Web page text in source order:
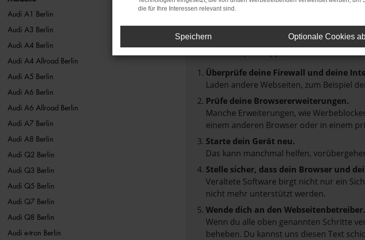
Audi A1 Berlin
Audi A3 Berlin
Audi A4 Berlin
Audi A4 Allroad Berlin
Audi A5 Berlin
Audi A6 Berlin
Audi A6 Allroad Berlin
Audi A7 Berlin
Audi A8 Berlin
Audi Q2 Berlin
Audi Q3 Berlin
Audi Q5 Berlin
Audi Q7 Berlin
Audi Q8 Berlin
Audi e-tron Berlin
Beim Laden ist ein Fehler aufgetreten.
Hier sind ein paar Tipps, die dir helfen
Überprüfe deine Firewall und deine
Laden andere Webseiten, zum Beispiel
Prüfe deine Browsererweiterungen.
Manche Erweiterungen, wie
einem anderen Browser oder in einem
Starte dein Gerät neu.
Das kann manchmal helfen,
Stelle sicher, dass dein Browser und
Veraltete Software birgt nicht nur ein
nicht mehr unterstützt werden.
Wende dich an den Webseitenbetreiber.
Wenn du alle oben genannten Schritte
beheben. Du kannst uns diesen Text
die für Ihre Interessen relevant sind.
Speichern Optionale Cookies